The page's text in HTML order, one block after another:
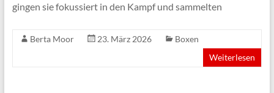
gingen sie fokussiert in den Kampf und sammelten
Berta Moor 23. März 2026
Boxen
Weiterlesen